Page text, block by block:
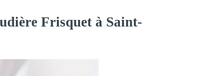
Frisquet à Saint-